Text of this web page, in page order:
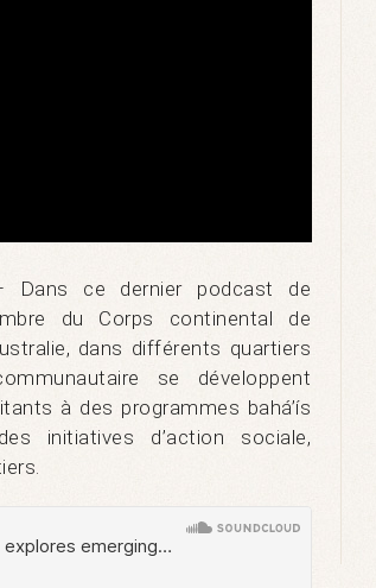
Dans ce dernier podcast de
du Corps continental de
dans différents quartiers
se développent
à des programmes bahá’ís
initiatives d’action sociale,